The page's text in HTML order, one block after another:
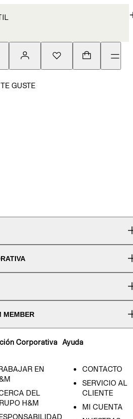
GUSTE
MEMBER
Corporativa
EN
DEL
H&M
Ayuda
CONTACTO
SERVICIO AL
CLIENTE
MI CUENTA